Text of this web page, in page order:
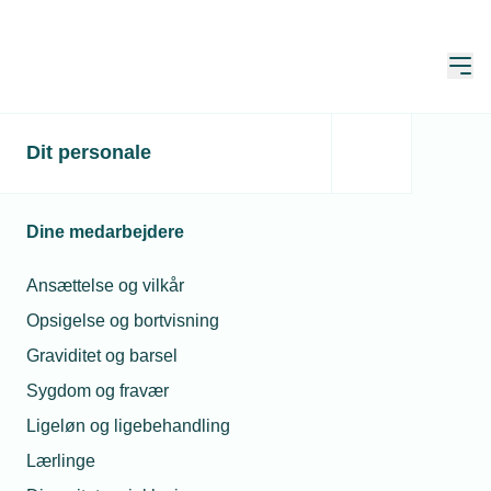
Dit personale
Dine medarbejdere
Ansættelse og vilkår
Opsigelse og bortvisning
Graviditet og barsel
Sygdom og fravær
Ligeløn og ligebehandling
Lærlinge
Det tekniske erhvervsliv
Publiceret: 12. aug. 2024